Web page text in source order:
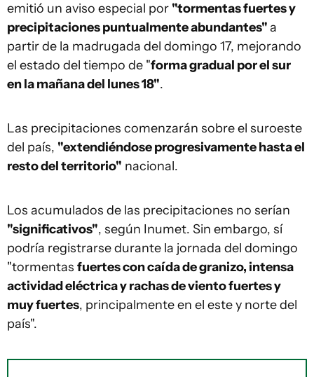
emitió un aviso especial por "tormentas fuertes y
precipitaciones puntualmente abundantes"a
partir de la madrugada del domingo 17, mejorando
el estado del tiempo de "forma gradual por el sur
en la mañana del lunes 18".
Las precipitaciones comenzarán sobre el suroeste
del país, "extendiéndose progresivamente hasta el
resto del territorio" nacional.
Los acumulados de las precipitaciones no serían
"significativos", según Inumet. Sin embargo, sí
podría registrarse durante la jornada del domingo
"tormentas fuertes con caída de granizo, intensa
actividad eléctrica y rachas de viento fuertes y
muy fuertes, principalmente en el este y norte del
país".